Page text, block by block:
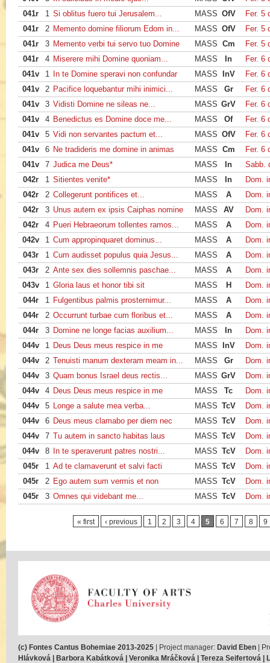
041r
1 Si oblitus fuero tui Jerusalem... MASS OfV
Fer. 5
041r
2 Memento domine filiorum Edom in... MASS OfV
Fer. 5
041r
3 Memento verbi tui servo tuo Domine MASS Cm
Fer. 5
041r
4 Miserere mihi Domine quoniam... MASS In
Fer. 6
041v
1 In te Domine speravi non confundar MASS InV
Fer. 6
041v
2 Pacifice loquebantur mihi inimici... MASS Gr
Fer. 6
041v
3 Vidisti Domine ne sileas ne... MASS GrV
Fer. 6
041v
4 Benedictus es Domine doce me... MASS Of
Fer. 6
041v
5 Vidi non servantes pactum et... MASS OfV
Fer. 6
041v
6 Ne tradideris me domine in animas MASS Cm
Fer. 6
041v
7 Judica me Deus* MASS In
Sabb.
042r
1 Sitientes venite* MASS In
Dom.
042r
2 Collegerunt pontifices et... MASS A
Dom.
042r
3 Unus autem ex ipsis Caiphas nomine MASS AV
Dom.
042r
4 Pueri Hebraeorum tollentes ramos... MASS A
Dom.
042v
1 Cum appropinquaret dominus... MASS A
Dom.
043r
1 Cum audisset populus quia Jesus... MASS A
Dom.
043r
2 Ante sex dies sollemnis paschae... MASS A
Dom.
043v
1 Gloria laus et honor tibi sit MASS H
Dom.
044r
1 Fulgentibus palmis prosternimur... MASS A
Dom.
044r
2 Occurrunt turbae cum floribus et... MASS A
Dom.
044r
3 Domine ne longe facias auxilium... MASS In
Dom.
044v
1 Deus Deus meus respice in me MASS InV
Dom.
044v
2 Tenuisti manum dexteram meam in... MASS Gr
Dom.
044v
3 Quam bonus Israel deus rectis... MASS GrV
Dom.
044v
4 Deus Deus meus respice in me MASS Tc
Dom.
044v
5 Longe a salute mea verba... MASS TcV
Dom.
044v
6 Deus meus clamabo per diem nec MASS TcV
Dom.
044v
7 Tu autem in sancto habitas laus MASS TcV
Dom.
044v
8 In te speraverunt patres nostri... MASS TcV
Dom.
045r
1 Ad te clamaverunt et salvi facti MASS TcV
Dom.
045r
2 Ego autem sum vermis et non MASS TcV
Dom.
045r
3 Omnes qui videbant me... MASS TcV Dom.
« first ‹ previous 1 2 3 4 5 6 7 8 9
(c) Fontes Cantus Bohemiae 2013-2025 | Project manager: David Eben |
Hlávková | Barbora Kabátková | Veronika Mráčková | Tereza Seifertová |